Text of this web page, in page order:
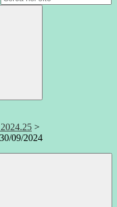
>
09/2024